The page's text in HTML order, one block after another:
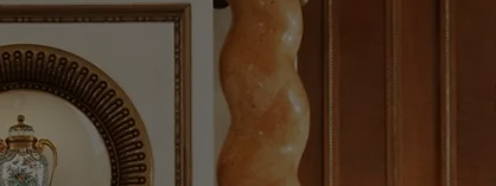
Výsledky hledání zobrazit na mapě